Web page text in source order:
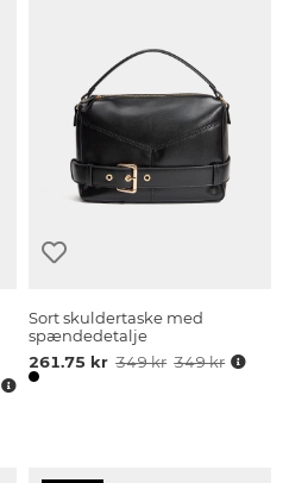
Sort skuldertaske med
spændedetalje
261.75 kr 349 kr 349 kr